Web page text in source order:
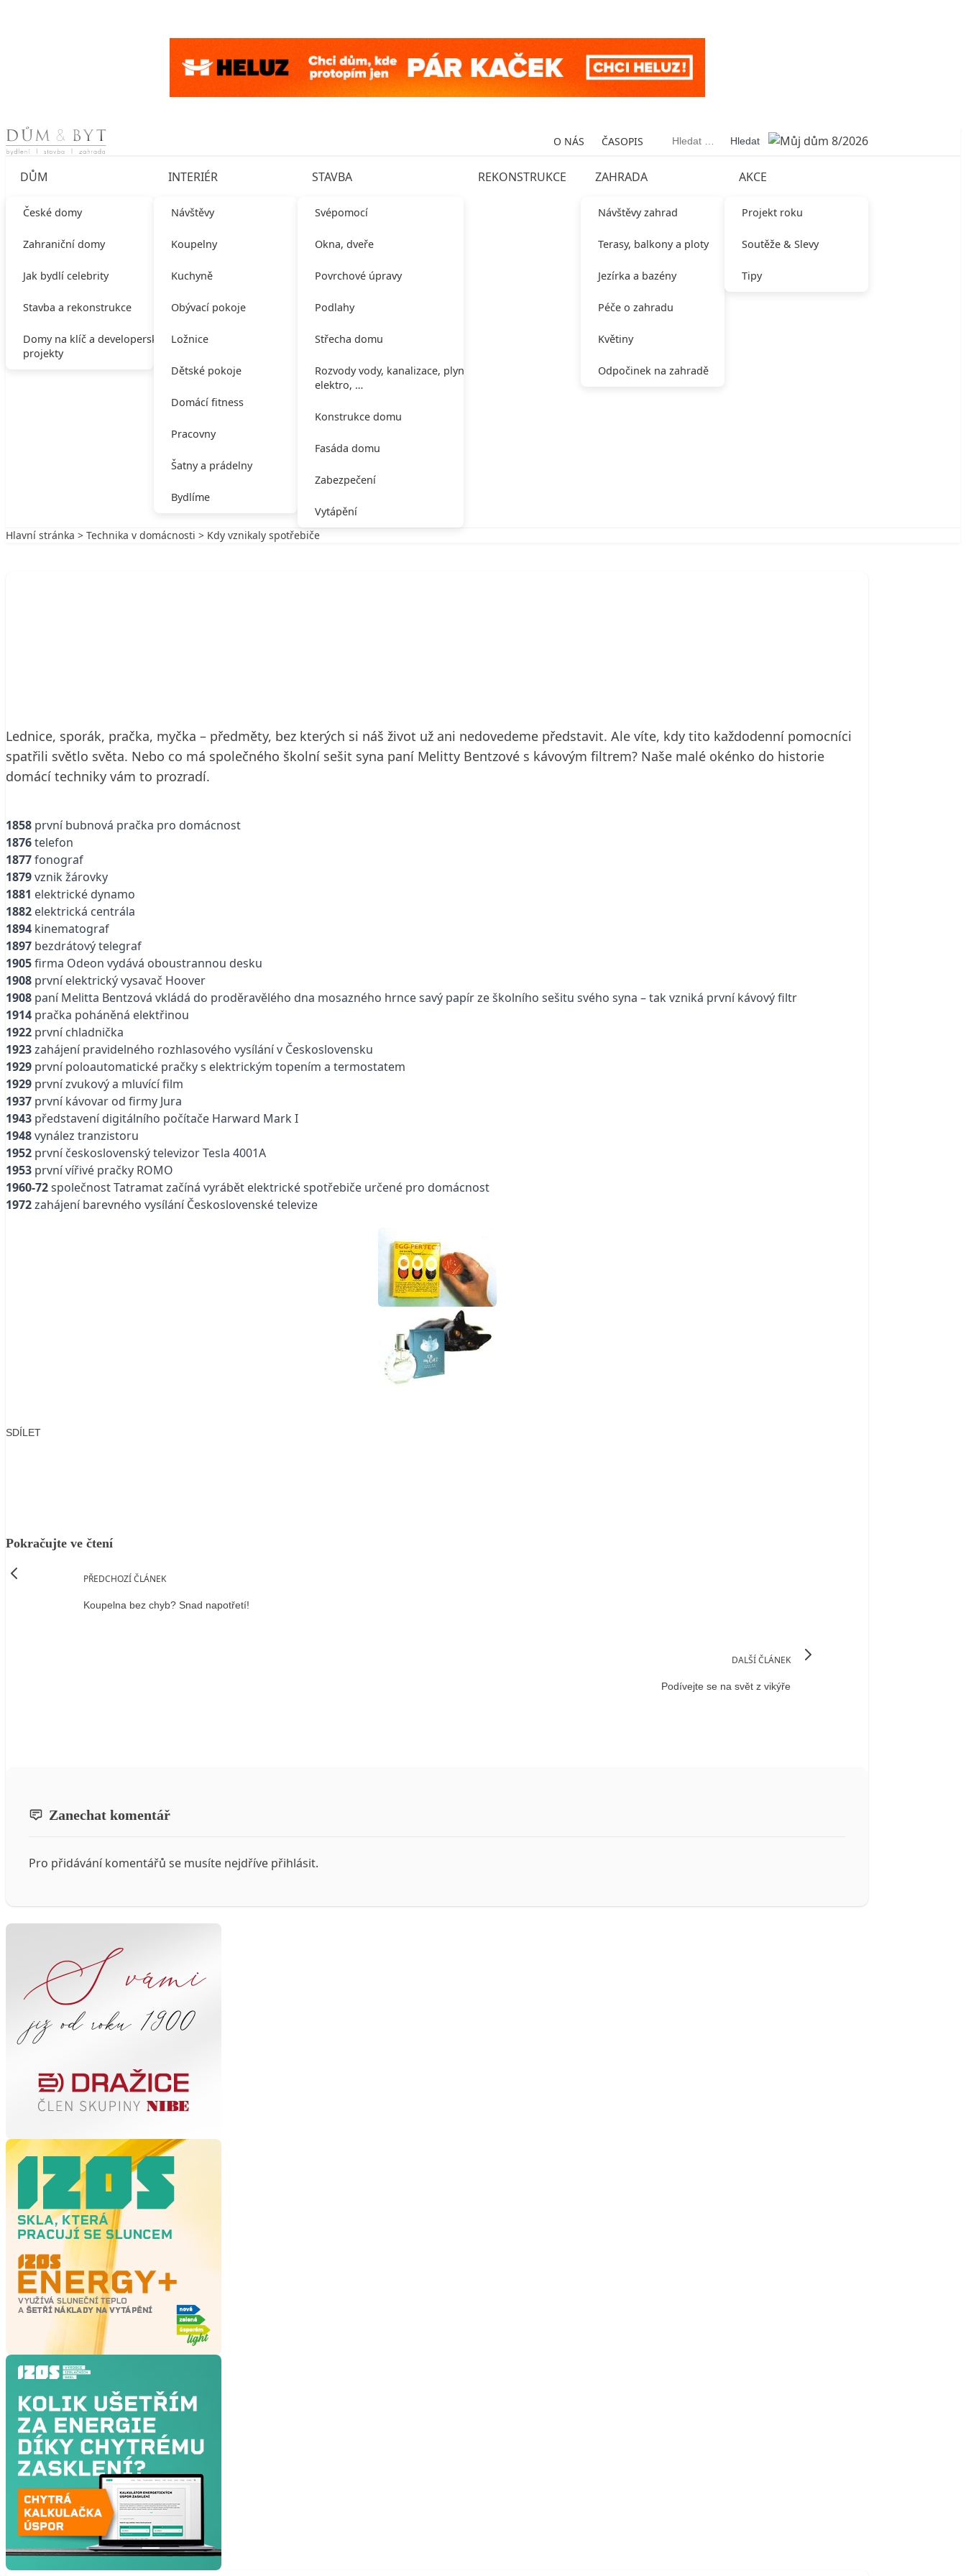
Skip to content O NÁS ČASOPIS Vyhledávání
DŮM
České domy
Zahraniční domy
Jak bydlí celebrity
Stavba a rekonstrukce
Domy na klíč a developerské
projekty
INTERIÉR
Návštěvy
Koupelny
Kuchyně
Obývací pokoje
Ložnice
Dětské pokoje
Domácí fitness
Pracovny
Šatny a prádelny
Bydlíme
STAVBA
Svépomocí
Okna, dveře
Povrchové úpravy
Podlahy
Střecha domu
Rozvody vody, kanalizace, plynu,
elektro, …
Konstrukce domu
Fasáda domu
Zabezpečení
Vytápění
REKONSTRUKCE ZAHRADA
Návštěvy zahrad
Terasy, balkony a ploty
Jezírka a bazény
Péče o zahradu
Květiny
Odpočinek na zahradě
AKCE
Projekt roku
Soutěže & Slevy
Tipy
Hlavní stránka > Technika v domácnosti > Kdy vznikaly spotřebiče
Lednice, sporák, pračka, myčka – předměty, bez kterých si náš život už ani nedovedeme představit. Ale víte, kdy tito každodenní pomocníci
spatřili světlo světa. Nebo co má společného školní sešit syna paní Melitty Bentzové s kávovým filtrem? Naše malé okénko do historie
domácí techniky vám to prozradí.
1858 první bubnová pračka pro domácnost
1876telefon
1877fonograf
1879vznik žárovky
1881 elektrické dynamo
1882 elektrická centrála
1894 kinematograf
1897 bezdrátový telegraf
1905firma Odeon vydává oboustrannou desku
1908 první elektrický vysavač Hoover
1908 paní Melitta Bentzová vkládá do proděravělého dna mosazného hrnce savý papír ze školního sešitu svého syna – tak vzniká první kávový filtr
1914 pračka poháněná elektřinou
1922 první chladnička
1923zahájení pravidelného rozhlasového vysílání v Československu
1929 první poloautomatické pračky s elektrickým topením a termostatem
1929 první zvukový a mluvící film
1937 první kávovar od firmy Jura
1943 představení digitálního počítače Harward Mark I
1948vynález tranzistoru
1952 první československý televizor Tesla 4001A
1953 první vířivé pračky ROMO
1960-72společnost Tatramat začíná vyrábět elektrické spotřebiče určené pro domácnost
1972zahájení barevného vysílání Československé televize
SDÍLET
Pokračujte ve čtení
PŘEDCHOZÍ ČLÁNEK
Koupelna bez chyb? Snad napotřetí!
DALŠÍ ČLÁNEK
Podívejte se na svět z vikýře
Zanechat komentář
Pro přidávání komentářů se musíte nejdříve přihlásit.